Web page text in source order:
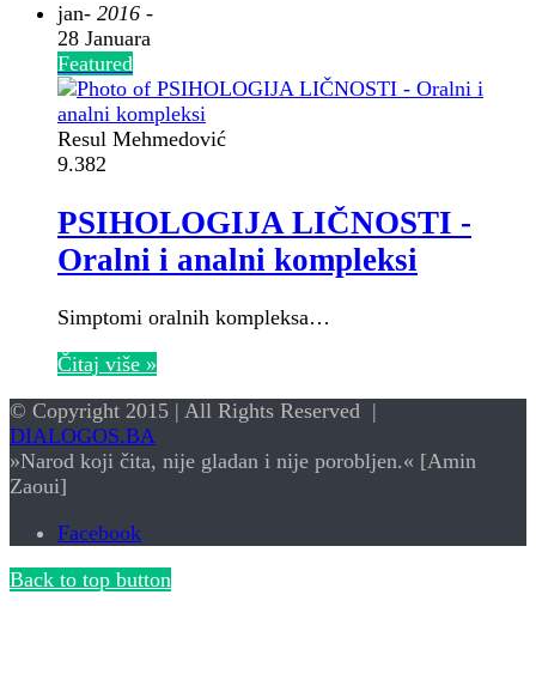
jan- 2016 -
28 Januara
Featured
Resul Mehmedović
9.382
PSIHOLOGIJA LIČNOSTI -
Oralni i analni kompleksi
Simptomi oralnih kompleksa…
Čitaj više »
© Copyright 2015 | All Rights Reserved |
DIALOGOS.BA
»Narod koji čita, nije gladan i nije porobljen.« [Amin
Zaoui]
Facebook
Back to top button